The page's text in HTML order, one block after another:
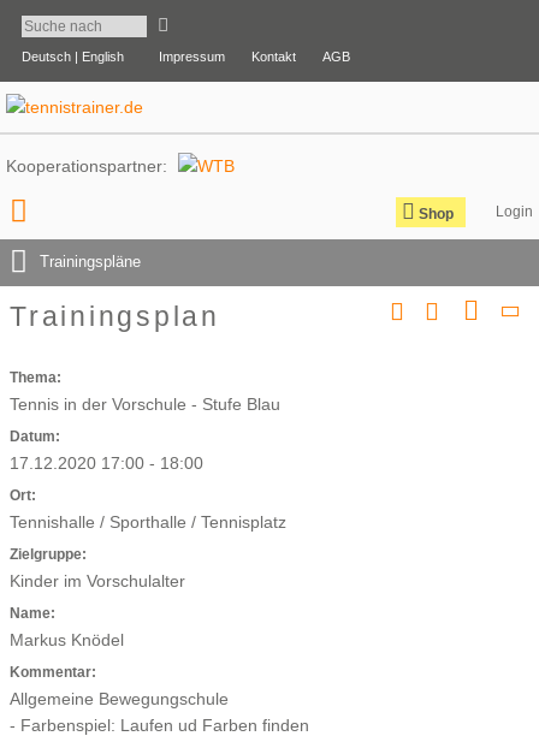
Deutsch | English Impressum Kontakt AGB
Kooperationspartner:
Shop
Trainingspläne
Trainingsplan
Thema:
Tennis in der Vorschule - Stufe Blau
Datum:
17.12.2020 17:00 - 18:00
Ort:
Tennishalle / Sporthalle / Tennisplatz
Zielgruppe:
Kinder im Vorschulalter
Name:
Markus Knödel
Kommentar:
Allgemeine Bewegungschule
- Farbenspiel: Laufen ud Farben finden